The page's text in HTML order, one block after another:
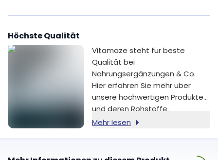
Erhaltung normaler Knochen bei.
Energiestoffwechsel und zur
Verringerung von Müdigkeit und
Ermüdung bei [1].
Höchste Qualität
Vitamaze steht für beste
Qualität bei
Nahrungsergänzungen & Co.
Hier erfahren Sie mehr über
unsere hochwertigen Produkte
und deren Rohstoffe.
Mehr lesen